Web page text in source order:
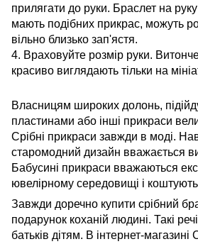
прилягати до руки. Браслет на
мають подібних прикрас, можуть
вільно близько зап'ястя.
4. Враховуйте розмір руки.
красиво виглядають тільки на
Власницям широких долонь,
пластинами або інші прикраси
Срібні прикраси завжди в моді.
старомодний дизайн вважається
Бабусині прикраси вважаються
ювелірному середовищі і
Завжди доречно купити срібний
подарунок коханій людині. Такі
батьків дітям. В інтернет-магазині